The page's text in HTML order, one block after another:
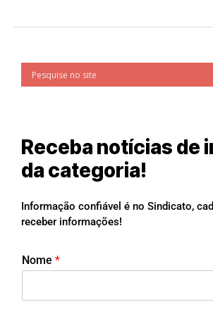
Receba notícias de
da categoria!
Informação confiável é no Sindicato,
receber informações!
Nome *